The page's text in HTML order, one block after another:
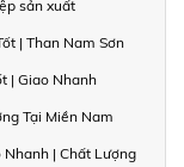
sản xuất
| Than Nam Sơn
| Giao Nhanh
Tại Miền Nam
Nhanh | Chất Lượng